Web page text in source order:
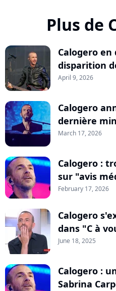
Plus de
Calogero en
disparition
April 9, 2026
Calogero
dernière
March 17, 2026
Calogero :
sur "avis
February 17, 2026
Calogero
dans "C à
June 18, 2025
Calogero :
Sabrina